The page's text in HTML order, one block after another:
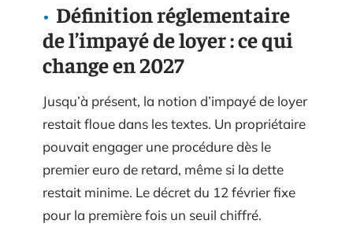
Définition réglementaire
de l’impayé de loyer : ce qui
change en 2027
Jusqu’à présent, la notion d’impayé de loyer
restait floue dans les textes. Un propriétaire
pouvait engager une procédure dès le
premier euro de retard, même si la dette
restait minime. Le décret du 12 février fixe
pour la première fois un seuil chiffré.